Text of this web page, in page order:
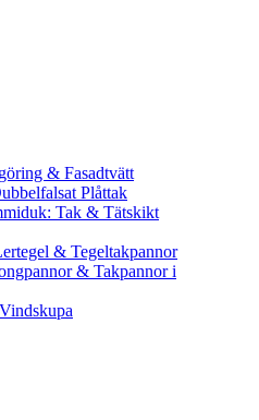
& Fasadtvätt
Plåttak
Tak & Tätskikt
& Tegeltakpannor
& Takpannor i